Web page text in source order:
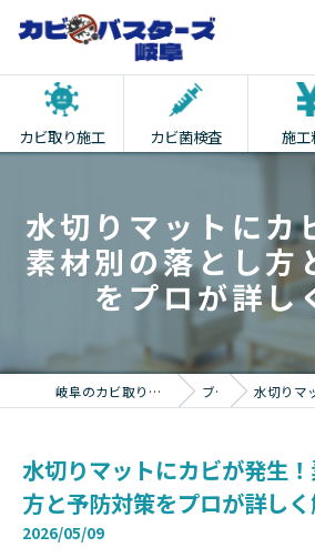
カビ取り施工 カビ菌検査 施工
水切りマットにカ
素材別の落とし方
をプロが詳し
岐阜のカビ取りならカビバスターズ岐阜 ブログ 水切りマットにカビが
水切りマットにカビが発生
方と予防対策をプロが詳し
2026/05/09